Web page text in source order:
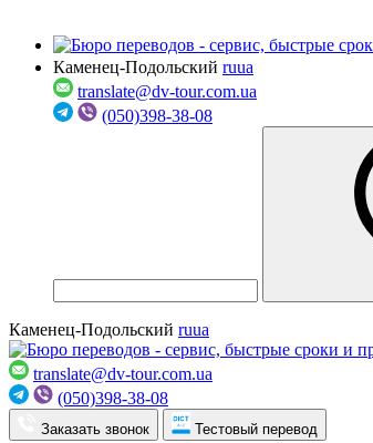
Каменец-Подольский ruua
translate@dv-tour.com.ua
(050)398-38-08
Каменец-Подольский ruua
translate@dv-tour.com.ua
(050)398-38-08
Заказать звонок Тестовый перевод